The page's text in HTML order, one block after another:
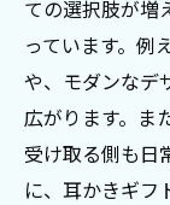
ての選択肢が増
っています。例
や、モダンなデ
広がります。ま
受け取る側も日
に、耳かきギフ